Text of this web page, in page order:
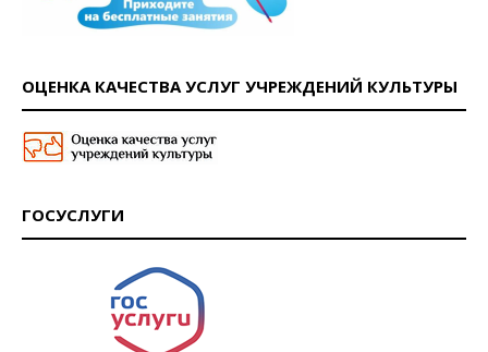
ОЦЕНКА КАЧЕСТВА УСЛУГ УЧРЕЖДЕНИЙ КУЛЬТУРЫ
ГОСУСЛУГИ